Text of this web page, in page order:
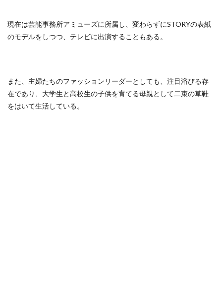
現在は芸能事務所アミューズに所属し、変わらずにSTORYの表紙
のモデルをしつつ、テレビに出演することもある。
また、主婦たちのファッションリーダーとしても、注目浴びる存
在であり、大学生と高校生の子供を育てる母親として二束の草鞋
をはいて生活している。